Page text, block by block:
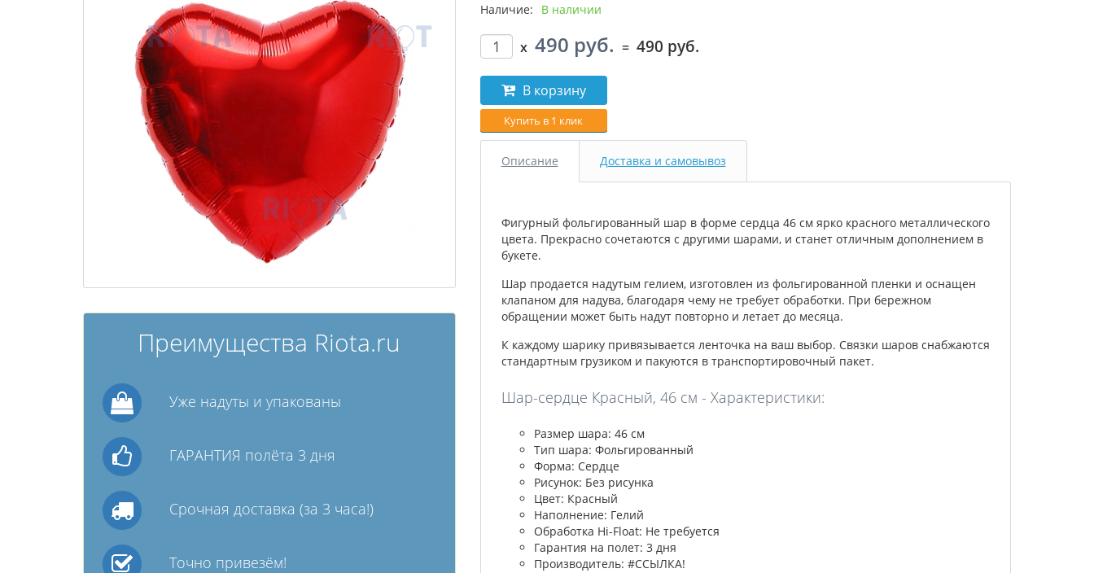
Преимущества Riota.ru
Уже надуты и упакованы
ГАРАНТИЯ полёта 3 дня
Срочная доставка (за 3 часа!)
Точно привезём!
Наличие:
В наличии
x 490 руб. = 490 руб.
В корзину
Купить в 1 клик
Описание Доставка и самовывоз
Фигурный фольгированный шар в форме сердца 46 см ярко красного металлического
цвета. Прекрасно сочетаются с другими шарами, и станет отличным дополнением в
букете.
Шар продается надутым гелием, изготовлен из фольгированной пленки и оснащен
клапаном для надува, благодаря чему не требует обработки. При бережном
обращении может быть надут повторно и летает до месяца.
К каждому шарику привязывается ленточка на ваш выбор. Связки шаров снабжаются
стандартным грузиком и пакуются в транспортировочный пакет.
Шар-сердце Красный, 46 см - Характеристики:
Размер шара: 46 см
Тип шара: Фольгированный
Форма: Сердце
Рисунок: Без рисунка
Цвет: Красный
Наполнение: Гелий
Обработка Hi-Float: Не требуется
Гарантия на полет: 3 дня
Производитель: #ССЫЛКА!